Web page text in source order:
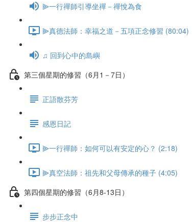
⫸一行禪師引導坐禪－禪悅為食
⫸真德法師：幸福之道－五項正念修習 (80:04)
♫ 回到心中的島嶼
第三個星期的修習（6月1－7日）
正語散芬芳
感恩日記
⫸一行禪師：如何可以有安定的心？ (2:18)
⫸真空法師：祖先和父母傳承的種子 (4:05)
第四個星期的修習（6月8-13日）
步步正念中